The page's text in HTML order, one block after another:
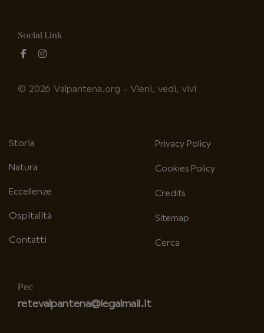
Social Link
fab fab
© 2026 Valpantena.org - Vieni, vedi, vivi
Storia
Natura
Eccellenze
Ospitalità
Contatti
Privacy Policy
Cookies Policy
Credits
Sitemap
Cerca
Pec
retevalpantena@legalmail.it